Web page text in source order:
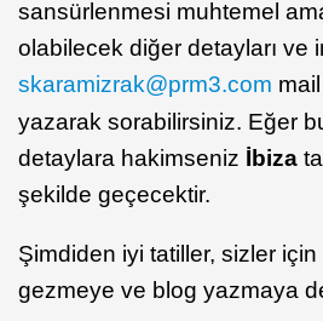
sansürlenmesi muhtemel
olabilecek diğer detayları ve
skaramizrak@prm3.com
yazarak sorabilirsiniz. Eğer
detaylara hakimseniz İbiza
şekilde geçecektir.
Şimdiden iyi tatiller, sizler
gezmeye ve blog yazmaya